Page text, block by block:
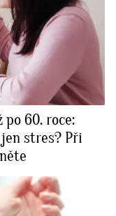
60. roce:
stres? Při